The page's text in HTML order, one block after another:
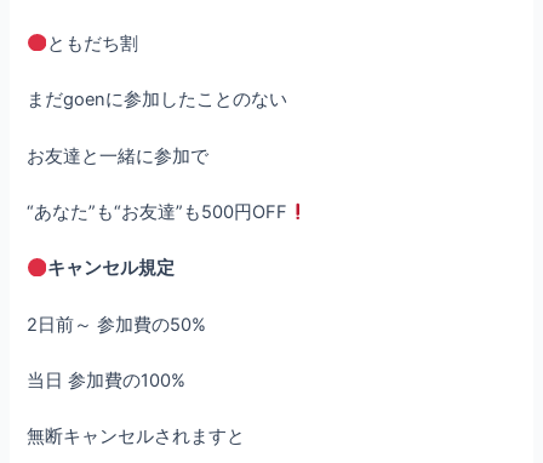
ともだち割
まだgoenに参加したことのない
お友達と一緒に参加で
“あなた”も“お友達”も500円OFF
キャンセル規定
2日前～ 参加費の50%
当日 参加費の100%
無断キャンセルされますと